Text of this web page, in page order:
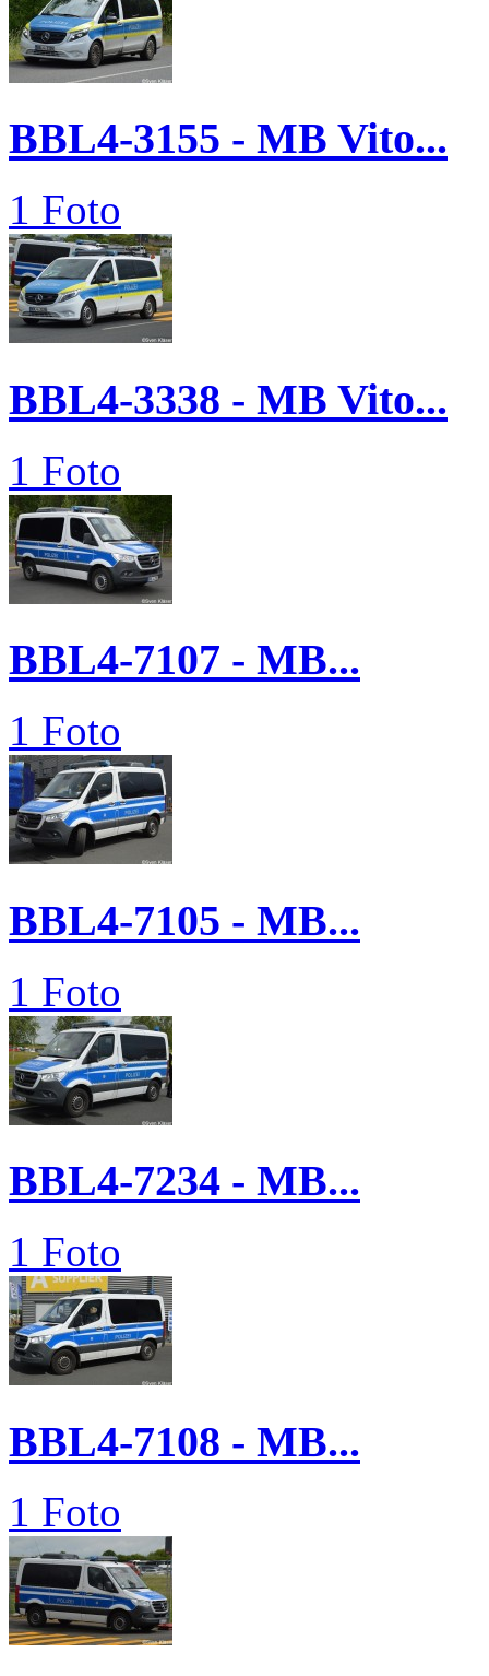
BBL4-3155 - MB Vito...
1 Foto
BBL4-3338 - MB Vito...
1 Foto
BBL4-7107 - MB...
1 Foto
BBL4-7105 - MB...
1 Foto
BBL4-7234 - MB...
1 Foto
BBL4-7108 - MB...
1 Foto